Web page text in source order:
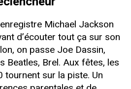
Michael Jackson
d’écouter tout ça sur son
on passe Joe Dassin,
Beatles, Brel. Aux fêtes, les
tournent sur la piste. Un